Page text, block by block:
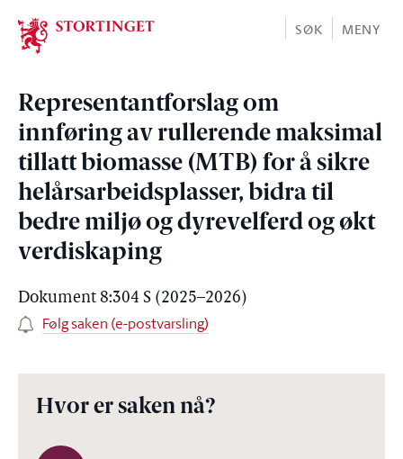
Stortinget.no
SØK MENY
Representantforslag om
innføring av rullerende maksimal
tillatt biomasse (MTB) for å sikre
helårsarbeidsplasser, bidra til
bedre miljø og dyrevelferd og økt
verdiskaping
Dokument 8:304 S (2025–2026)
Følg saken (e-postvarsling)
Hvor er saken nå?